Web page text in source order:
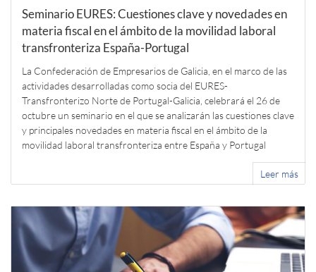
Seminario EURES: Cuestiones clave y novedades en
materia fiscal en el ámbito de la movilidad laboral
transfronteriza España-Portugal
La Confederación de Empresarios de Galicia, en el marco de las
actividades desarrolladas como socia del EURES-
Transfronterizo Norte de Portugal-Galicia, celebrará el 26 de
octubre un seminario en el que se analizarán las cuestiones clave
y principales novedades en materia fiscal en el ámbito de la
movilidad laboral transfronteriza entre España y Portugal
Leer más